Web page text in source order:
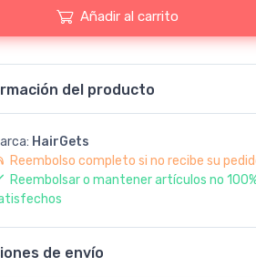
Añadir al carrito
del producto
HairGets
Reembolso completo si no recibe su
Reembolsar o mantener artículos no
de envío